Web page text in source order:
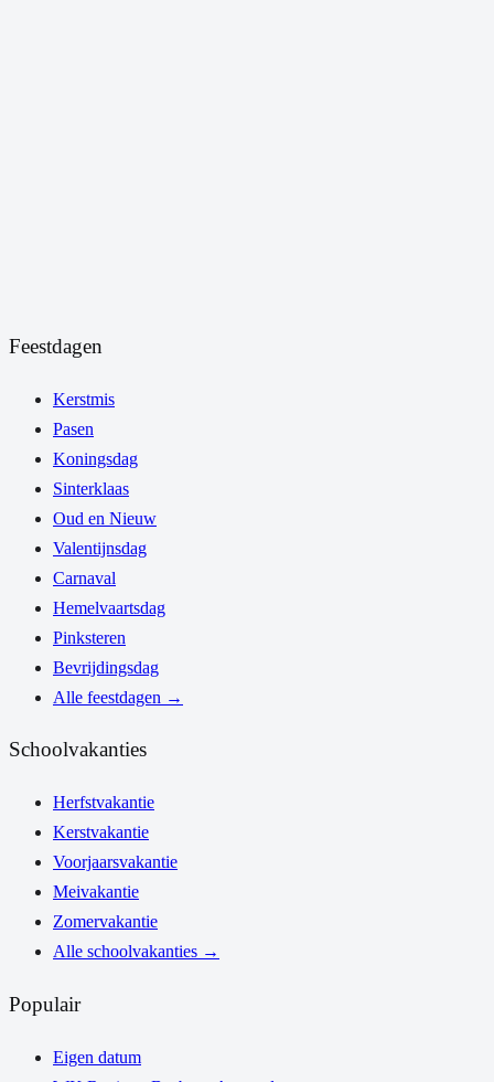
Feestdagen
Kerstmis
Pasen
Koningsdag
Sinterklaas
Oud en Nieuw
Valentijnsdag
Carnaval
Hemelvaartsdag
Pinksteren
Bevrijdingsdag
Alle feestdagen →
Schoolvakanties
Herfstvakantie
Kerstvakantie
Voorjaarsvakantie
Meivakantie
Zomervakantie
Alle schoolvakanties →
Populair
Eigen datum